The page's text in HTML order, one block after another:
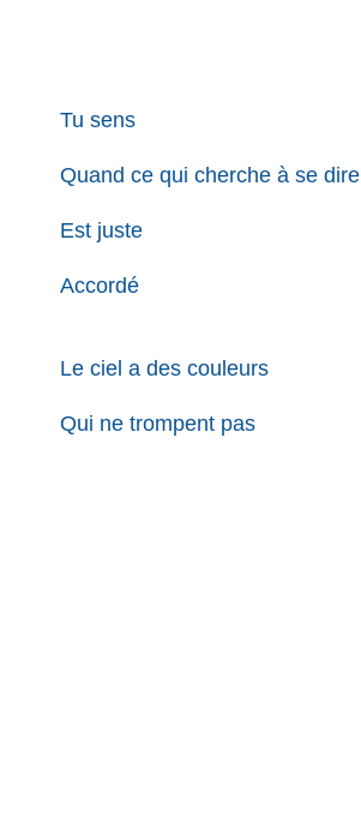
Tu sens
Quand ce qui cherche à se dire
Est juste
Accordé
Le ciel a des couleurs
Qui ne trompent pas